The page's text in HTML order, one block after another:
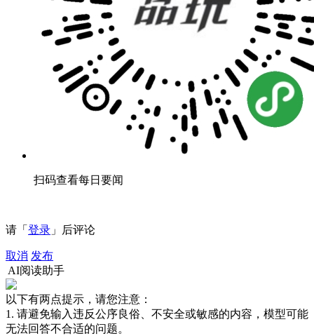
扫码查看每日要闻
请「 登录 」后评论
取消 发布
AI阅读助手
以下有两点提示，请您注意：
1. 请避免输入违反公序良俗、不安全或敏感的内容，模型可能
无法回答不合适的问题。